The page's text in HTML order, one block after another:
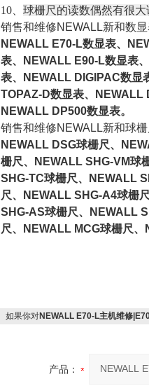
10、 球栅尺的读数偶然有很
销售和维修NEWALL新和数
NEWALL E70-L数显表、
表、NEWALL E90-L数显表
表、NEWALL DIGIPAC数显
TOPAZ-D数显表、NEWALL
NEWALL DP500数显表。
销售和维修NEWALL新和球
NEWALL DSG球栅尺、
栅尺、NEWALL SHG-VM球
SHG-TC球栅尺、NEWALL
尺、NEWALL SHG-A4球栅
SHG-AS球栅尺、NEWALL
尺、NEWALL MCG球栅尺
如果你对NEWALL E70-L主机维修
产品：